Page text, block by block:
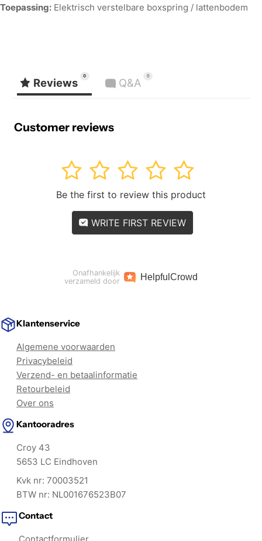
Toepassing: Elektrisch verstelbare boxspring / lattenbodem
Reviews
0
Q&A
0
Customer reviews
5
4
3
2
1
Be the first to review this product
WRITE FIRST REVIEW
Onafhankelijk
verzameld door
Helpful Crowd
Klantenservice
Algemene voorwaarden
Privacybeleid
Verzend- en betaalinformatie
Retourbeleid
Over ons
Kantooradres
Croy 43
5653 LC Eindhoven
Kvk nr: 70003521
BTW nr: NL001676523B07
Contact